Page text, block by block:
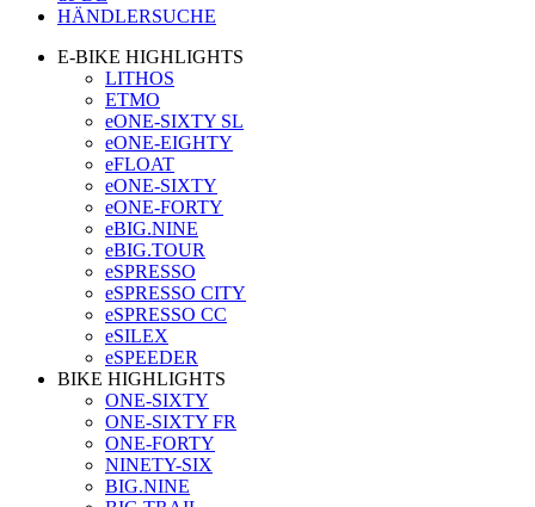
HÄNDLERSUCHE
E-BIKE HIGHLIGHTS
LITHOS
ETMO
eONE-SIXTY SL
eONE-EIGHTY
eFLOAT
eONE-SIXTY
eONE-FORTY
eBIG.NINE
eBIG.TOUR
eSPRESSO
eSPRESSO CITY
eSPRESSO CC
eSILEX
eSPEEDER
BIKE HIGHLIGHTS
ONE-SIXTY
ONE-SIXTY FR
ONE-FORTY
NINETY-SIX
BIG.NINE